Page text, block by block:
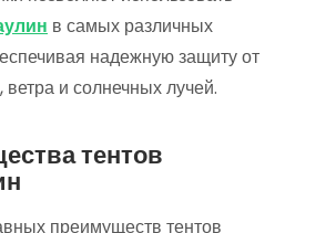
в самых различных
надежную защиту от
ветра и солнечных лучей.
тентов
преимуществ тентов